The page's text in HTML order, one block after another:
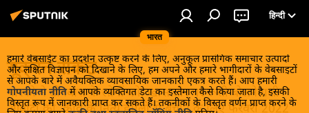
भारत
हिन्दी
हमारे वेबसाईट का प्रदर्शन उत्कृष्ट करने के लिए, अनुकूल प्रासंगिक समाचार उत्पादों
और लक्षित विज्ञापन को दिखाने के लिए, हम अपने और हमारे भागीदारों के वेबसाइटों
से आपके बारे में अवैयक्तिक व्यावसायिक जानकारी एकत्र करते हैं। आप हमारी
गोपनीयता नीति में आपके व्यक्तिगत डेटा का इस्तेमाल कैसे किया जाता है, इसकी
विस्तृत रूप में जानकारी प्राप्त कर सकते हैं। तकनीकों के विस्तृत वर्णन प्राप्त करने के
यूक्रेन संकट
मास्को ने डोनबास के लोगों को, खास तौर पर रूसी बोलनेवाली
आबादी को, कीव के नित्य हमलों से बचाने के लिए फरवरी 2022